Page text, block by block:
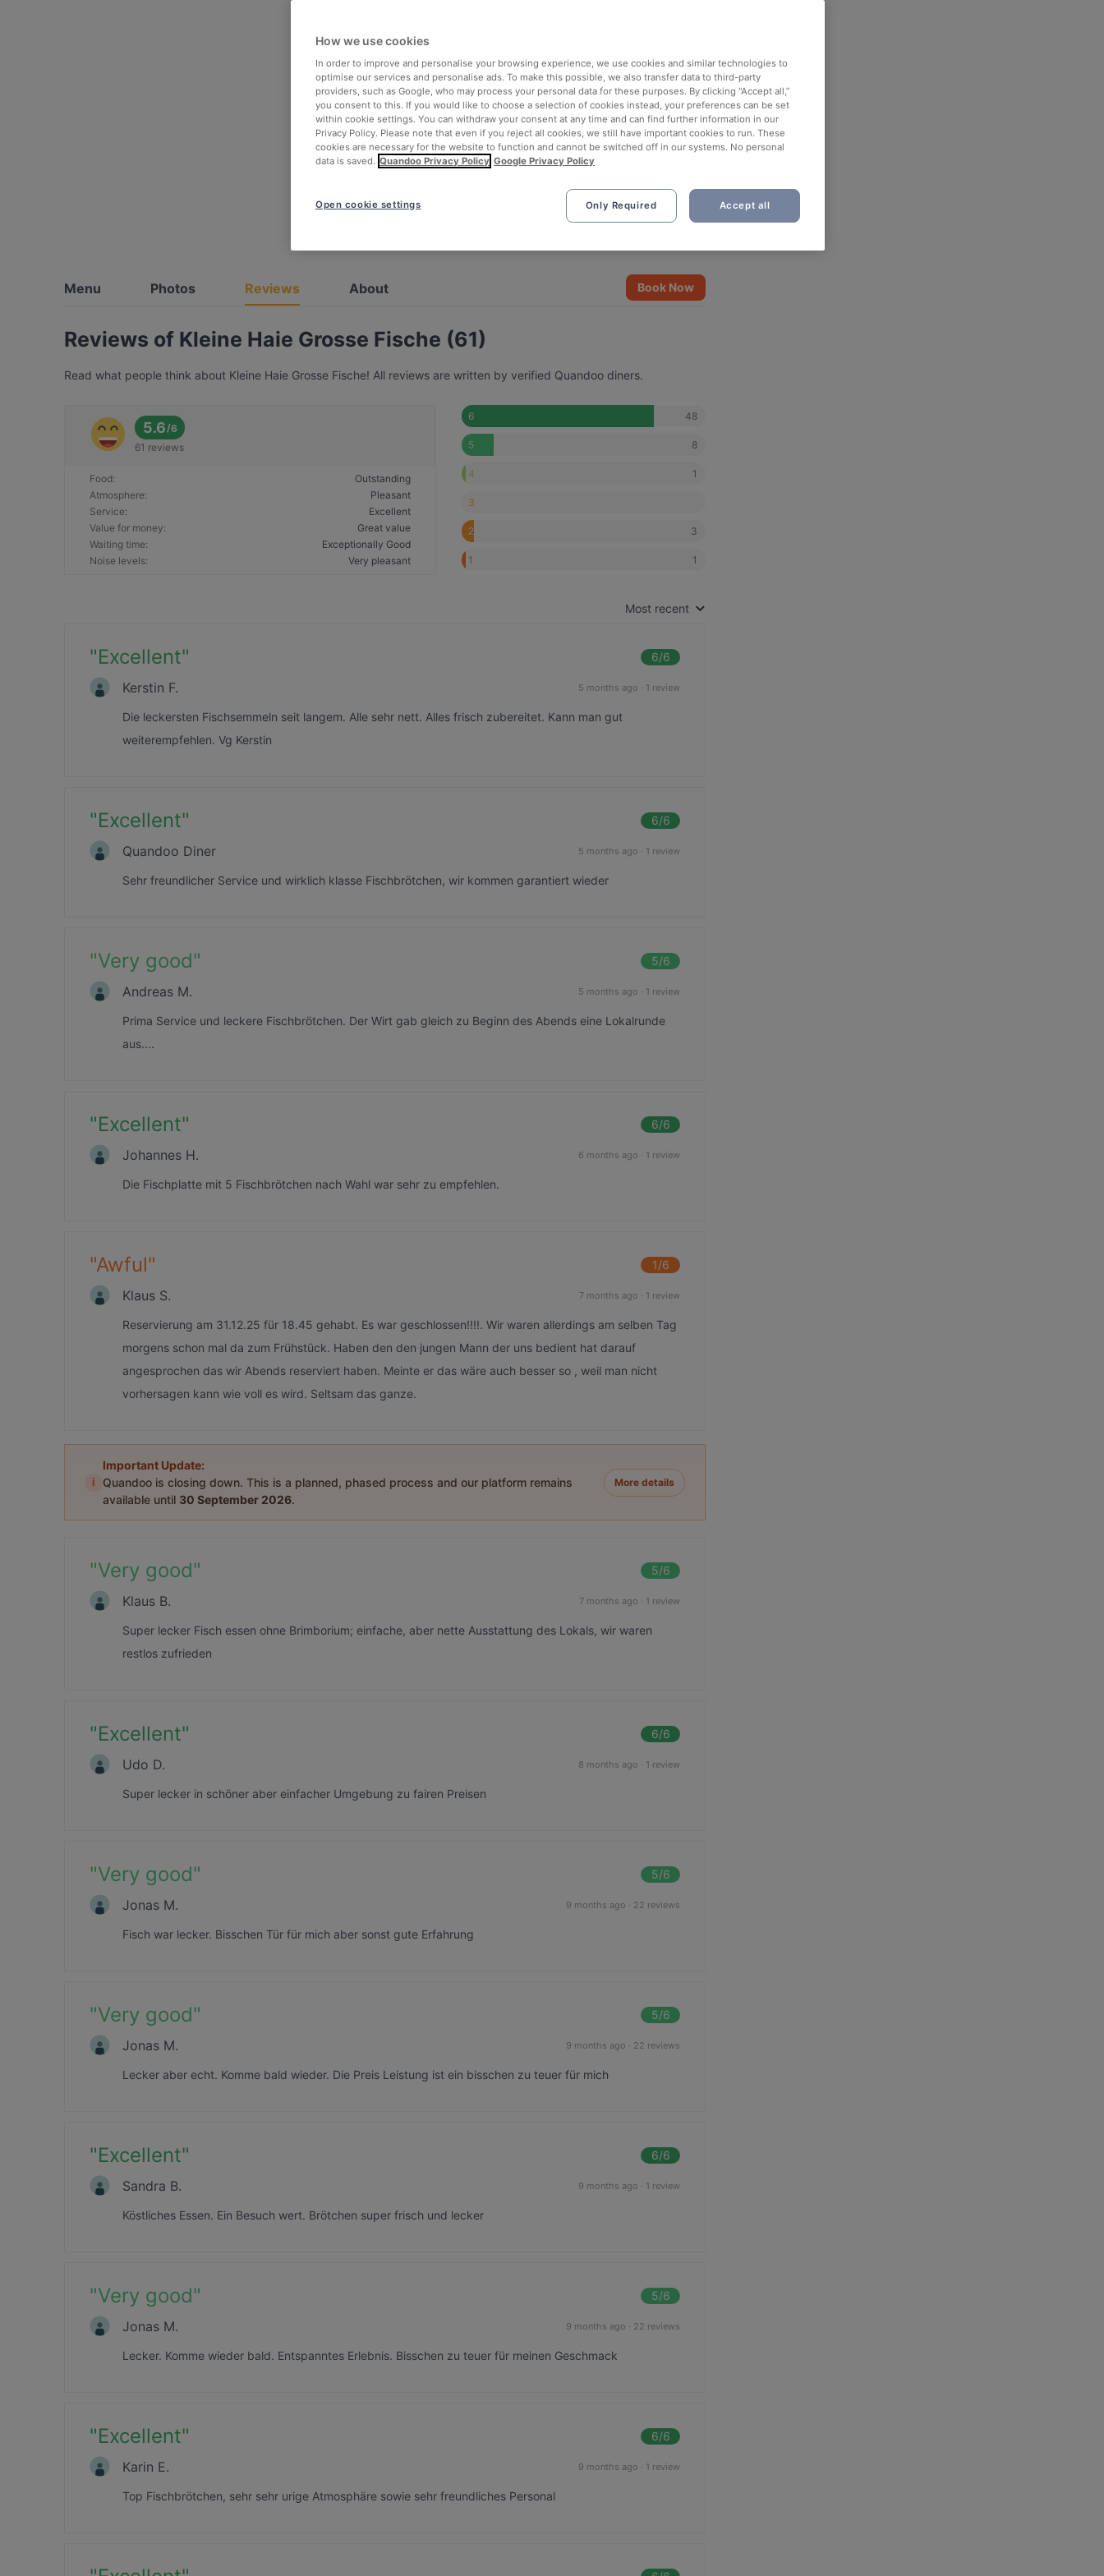
Menu Photos Reviews About Book Now
Reviews of Kleine Haie Grosse Fische (61)
Read what people think about Kleine Haie Grosse Fische! All reviews are written by verified Quandoo diners.
5.6/6
61 reviews
Food:
Outstanding
Atmosphere:
Pleasant
Service:
Excellent
Value for money:
Great value
Waiting time:
Exceptionally Good
Noise levels: Very pleasant
6 48
5 8
4 1
3
2 3
1 1
Most recent
"Excellent" 6/6
Kerstin F. 5 months ago · 1 review
Die leckersten Fischsemmeln seit langem. Alle sehr nett. Alles frisch zubereitet. Kann man gut
weiterempfehlen. Vg Kerstin
"Excellent" 6/6
Quandoo Diner 5 months ago · 1 review
Sehr freundlicher Service und wirklich klasse Fischbrötchen, wir kommen garantiert wieder
"Very good" 5/6
Andreas M. 5 months ago · 1 review
Prima Service und leckere Fischbrötchen. Der Wirt gab gleich zu Beginn des Abends eine Lokalrunde
aus....
"Excellent" 6/6
Johannes H. 6 months ago · 1 review
Die Fischplatte mit 5 Fischbrötchen nach Wahl war sehr zu empfehlen.
"Awful" 1/6
Klaus S. 7 months ago · 1 review
Reservierung am 31.12.25 für 18.45 gehabt. Es war geschlossen!!!!. Wir waren allerdings am selben Tag
morgens schon mal da zum Frühstück. Haben den den jungen Mann der uns bedient hat darauf
angesprochen das wir Abends reserviert haben. Meinte er das wäre auch besser so , weil man nicht
vorhersagen kann wie voll es wird. Seltsam das ganze.
i
Important Update:
Quandoo is closing down. This is a planned, phased process and our platform remains
available until 30 September 2026.
More details
"Very good" 5/6
Klaus B. 7 months ago · 1 review
Super lecker Fisch essen ohne Brimborium; einfache, aber nette Ausstattung des Lokals, wir waren
restlos zufrieden
"Excellent" 6/6
Udo D. 8 months ago · 1 review
Super lecker in schöner aber einfacher Umgebung zu fairen Preisen
"Very good" 5/6
Jonas M. 9 months ago · 22 reviews
Fisch war lecker. Bisschen Tür für mich aber sonst gute Erfahrung
"Very good" 5/6
Jonas M. 9 months ago · 22 reviews
Lecker aber echt. Komme bald wieder. Die Preis Leistung ist ein bisschen zu teuer für mich
"Excellent" 6/6
Sandra B. 9 months ago · 1 review
Köstliches Essen. Ein Besuch wert. Brötchen super frisch und lecker
"Very good" 5/6
Jonas M. 9 months ago · 22 reviews
Lecker. Komme wieder bald. Entspanntes Erlebnis. Bisschen zu teuer für meinen Geschmack
"Excellent" 6/6
Karin E. 9 months ago · 1 review
Top Fischbrötchen, sehr sehr urige Atmosphäre sowie sehr freundliches Personal
How we use cookies
In order to improve and personalise your browsing experience, we use cookies and similar technologies to
optimise our services and personalise ads. To make this possible, we also transfer data to third-party
providers, such as Google, who may process your personal data for these purposes. By clicking “Accept all,”
you consent to this. If you would like to choose a selection of cookies instead, your preferences can be set
within cookie settings. You can withdraw your consent at any time and can find further information in our
Privacy Policy. Please note that even if you reject all cookies, we still have important cookies to run. These
cookies are necessary for the website to function and cannot be switched off in our systems. No personal
data is saved. Quandoo Privacy Policy Google Privacy Policy
Only Required Accept all
Open cookie settings